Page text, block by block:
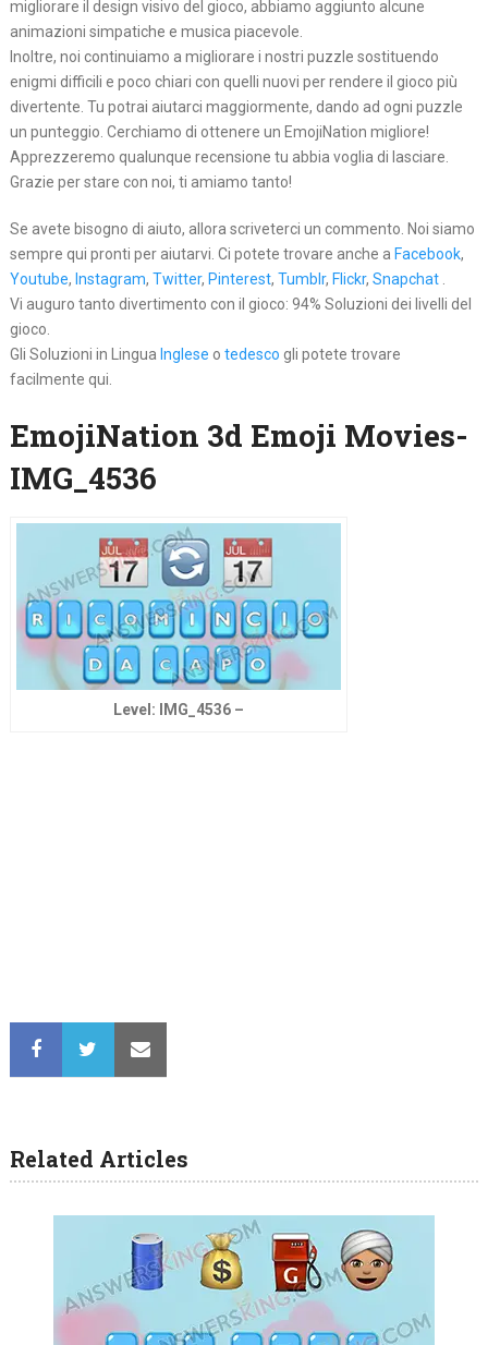
migliorare il design visivo del gioco, abbiamo aggiunto alcune
animazioni simpatiche e musica piacevole.
Inoltre, noi continuiamo a migliorare i nostri puzzle sostituendo
enigmi difficili e poco chiari con quelli nuovi per rendere il gioco più
divertente. Tu potrai aiutarci maggiormente, dando ad ogni puzzle
un punteggio. Cerchiamo di ottenere un EmojiNation migliore!
Apprezzeremo qualunque recensione tu abbia voglia di lasciare.
Grazie per stare con noi, ti amiamo tanto!
Se avete bisogno di aiuto, allora scriveterci un commento. Noi siamo
sempre qui pronti per aiutarvi. Ci potete trovare anche a Facebook,
Youtube, Instagram, Twitter, Pinterest, Tumblr, Flickr, Snapchat.
Vi auguro tanto divertimento con il gioco: 94% Soluzioni dei livelli del
gioco.
Gli Soluzioni in Lingua Inglese o tedesco gli potete trovare
facilmente qui.
EmojiNation 3d Emoji Movies-
IMG_4536
Level: IMG_4536 –
Related Articles